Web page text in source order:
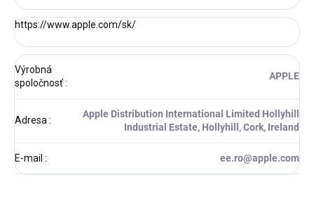
https://www.apple.com/sk/
Výrobná
spoločnosť:
APPLE
Adresa:
Apple Distribution International Limited Hollyhill
Industrial Estate, Hollyhill, Cork, Ireland
E-mail : ee.ro@apple.com